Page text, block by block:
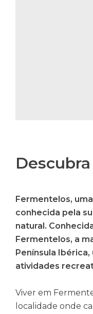
Fermentelos,
conhecida pela
natural.
Fermentelos, a
Península
atividades
Viver em
localidade onde